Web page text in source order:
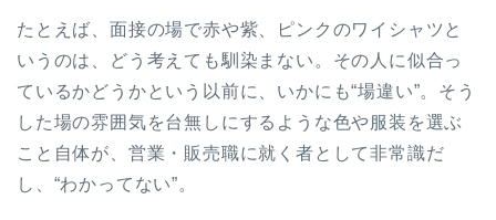
たとえば、面接の場で赤や紫、ピンクのワイシャツと
いうのは、どう考えても馴染まない。その人に似合っ
ているかどうかという以前に、いかにも“場違い”。そう
した場の雰囲気を台無しにするような色や服装を選ぶ
こと自体が、営業・販売職に就く者として非常識だ
し、“わかってない”。